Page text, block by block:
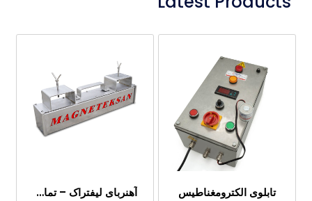
تابلوی الکترومغناطیس آهنربای لیفتراک – تماماً استیل ضد زنگ – فاصله مؤثر ۱۰ سانتی‌متر – آزادسازی آسان با دسته